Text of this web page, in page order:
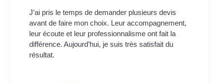
J’ai pris le temps de demander plusieurs devis
avant de faire mon choix. Leur accompagnement,
leur écoute et leur professionnalisme ont fait la
différence. Aujourd’hui, je suis très satisfait du
résultat.